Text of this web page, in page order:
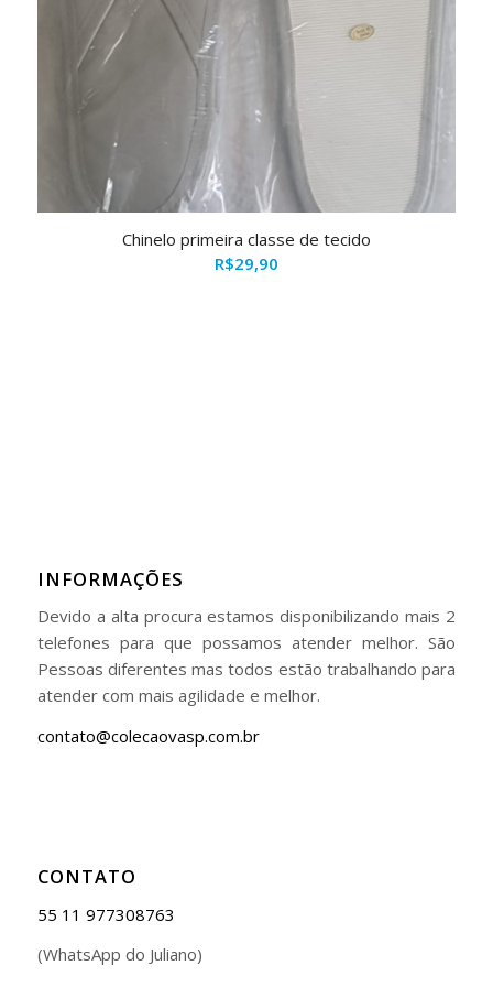
Chinelo primeira classe de tecido
R$29,90
INFORMAÇÕES
Devido a alta procura estamos disponibilizando mais 2
telefones para que possamos atender melhor. São
Pessoas diferentes mas todos estão trabalhando para
atender com mais agilidade e melhor.
contato@colecaovasp.com.br
CONTATO
55 11 977308763
(WhatsApp do Juliano)